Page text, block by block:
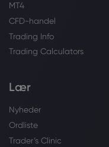
MT4
CFD-handel
Trading Info
Trading Calculators
Lær
Nyheder
Ordliste
Trader’s Clinic